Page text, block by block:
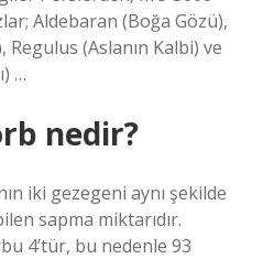
Aldebaran (Boğa Gözü),
(Aslanın Kalbi) ve
…
nedir?
iki gezegeni aynı şekilde
sapma miktarıdır.
4’tür, bu nedenle 93